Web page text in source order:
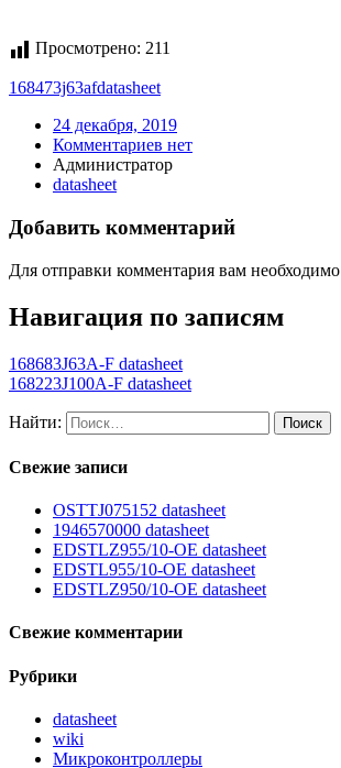
Просмотрено: 211
168473j63afdatasheet
24 декабря, 2019
Комментариев нет
Администратор
datasheet
Добавить комментарий
Для отправки комментария вам необходимо
Навигация по записям
168683J63A-F datasheet
168223J100A-F datasheet
Найти:
Свежие записи
OSTTJ075152 datasheet
1946570000 datasheet
EDSTLZ955/10-OE datasheet
EDSTL955/10-OE datasheet
EDSTLZ950/10-OE datasheet
Свежие комментарии
Рубрики
datasheet
wiki
Микроконтроллеры